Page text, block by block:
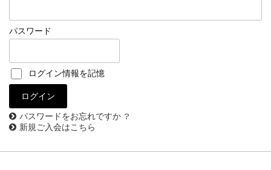
パスワード
ログイン情報を記憶
パスワードをお忘れですか ?
新規ご入会はこちら